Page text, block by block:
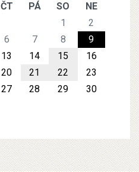
ČT PÁ SO
NE
1
2
6 7 8
9
13 14 15
16
20 21 22
23
27 28 29
30